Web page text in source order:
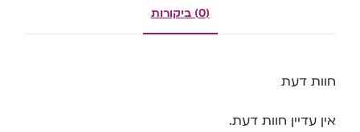
(0) ביקורות
חוות דעת
אין עדיין חוות דעת.